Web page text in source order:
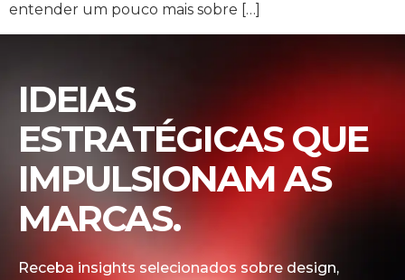
entender um pouco mais sobre […]
IDEIAS
ESTRATÉGICAS QUE
IMPULSIONAM AS
MARCAS.
Receba insights selecionados sobre design,